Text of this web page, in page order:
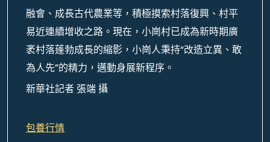
融會、成長古代農業等，積極摸索村落復興、村平
易近連續增收之路。現在，小崗村已成為新時期廣
袤村落蓬勃成長的縮影，小崗人秉持“改造立異、敢
為人先”的精力，邁動身展新程序。
新華社記者 張端 攝
包養行情